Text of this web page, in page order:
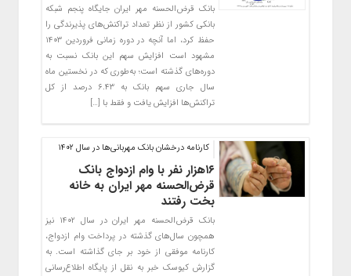
بانک قرض‌الحسنه مهر ایران جایگاه پنجم شبکه
بانکی کشور از نظر تعداد تراکنش‌های پذیرندگی را
حفظ کرد، اما آنچه در دوره زمانی فروردین ۱۴۰۳
مشهود است افزایش سهم این بانک نسبت به
دوره‌های گذشته است؛ به‌طوری که در نخستین ماه
سال جاری سهم بانک به ۶.۴۳ درصد از کل
تراکنش‌ها افزایش یافت و فقط با […]
کارنامه درخشان بانک مهربانی‌ها در سال ۱۴۰۲
۱۶هزار نفر با وام ازدواج بانک
قرض‌الحسنه مهر ایران به خانه
بخت رفتند
بانک قرض‌الحسنه مهر ایران در سال ۱۴۰۲ نیز
همچون سال‌های گذشته در پرداخت وام ازدواج،
کارنامه موفقی از خود بر جای گذاشته است. به
گزارش کیوسک خبر به نقل از پایگاه اطلاع‌رسانی